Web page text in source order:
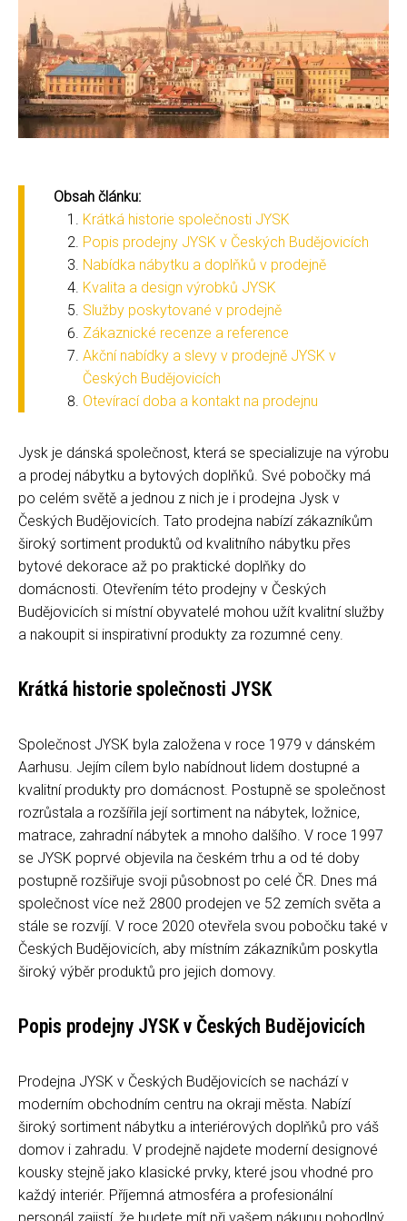
Obsah článku:
Krátká historie společnosti JYSK
Popis prodejny JYSK v Českých Budějovicích
Nabídka nábytku a doplňků v prodejně
Kvalita a design výrobků JYSK
Služby poskytované v prodejně
Zákaznické recenze a reference
Akční nabídky a slevy v prodejně JYSK v
Českých Budějovicích
Otevírací doba a kontakt na prodejnu
Jysk je dánská společnost, která se specializuje na výrobu
a prodej nábytku a bytových doplňků. Své pobočky má
po celém světě a jednou z nich je i prodejna Jysk v
Českých Budějovicích. Tato prodejna nabízí zákazníkům
široký sortiment produktů od kvalitního nábytku přes
bytové dekorace až po praktické doplňky do
domácnosti. Otevřením této prodejny v Českých
Budějovicích si místní obyvatelé mohou užít kvalitní služby
a nakoupit si inspirativní produkty za rozumné ceny.
Krátká historie společnosti JYSK
Společnost JYSK byla založena v roce 1979 v dánském
Aarhusu. Jejím cílem bylo nabídnout lidem dostupné a
kvalitní produkty pro domácnost. Postupně se společnost
rozrůstala a rozšířila její sortiment na nábytek, ložnice,
matrace, zahradní nábytek a mnoho dalšího. V roce 1997
se JYSK poprvé objevila na českém trhu a od té doby
postupně rozšiřuje svoji působnost po celé ČR. Dnes má
společnost více než 2800 prodejen ve 52 zemích světa a
stále se rozvíjí. V roce 2020 otevřela svou pobočku také v
Českých Budějovicích, aby místním zákazníkům poskytla
široký výběr produktů pro jejich domovy.
Popis prodejny JYSK v Českých Budějovicích
Prodejna JYSK v Českých Budějovicích se nachází v
moderním obchodním centru na okraji města. Nabízí
široký sortiment nábytku a interiérových doplňků pro váš
domov i zahradu. V prodejně najdete moderní designové
kousky stejně jako klasické prvky, které jsou vhodné pro
každý interiér. Příjemná atmosféra a profesionální